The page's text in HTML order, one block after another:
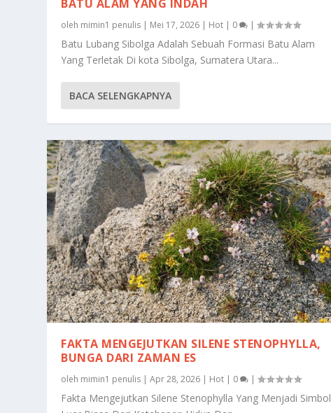
BATU ALAM YANG INDAH
oleh mimin1 penulis | Mei 17, 2026 | Hot | 0 |
Batu Lubang Sibolga Adalah Sebuah Formasi Batu Alam
Yang Terletak Di kota Sibolga, Sumatera Utara...
BACA SELENGKAPNYA
FAKTA MENGEJUTKAN SILENE STENOPHYLLA,
BUNGA DARI ZAMAN ES
oleh mimin1 penulis |Apr 28, 2026 | Hot | 0 |
Fakta Mengejutkan Silene Stenophylla Yang Menjadi Simbol